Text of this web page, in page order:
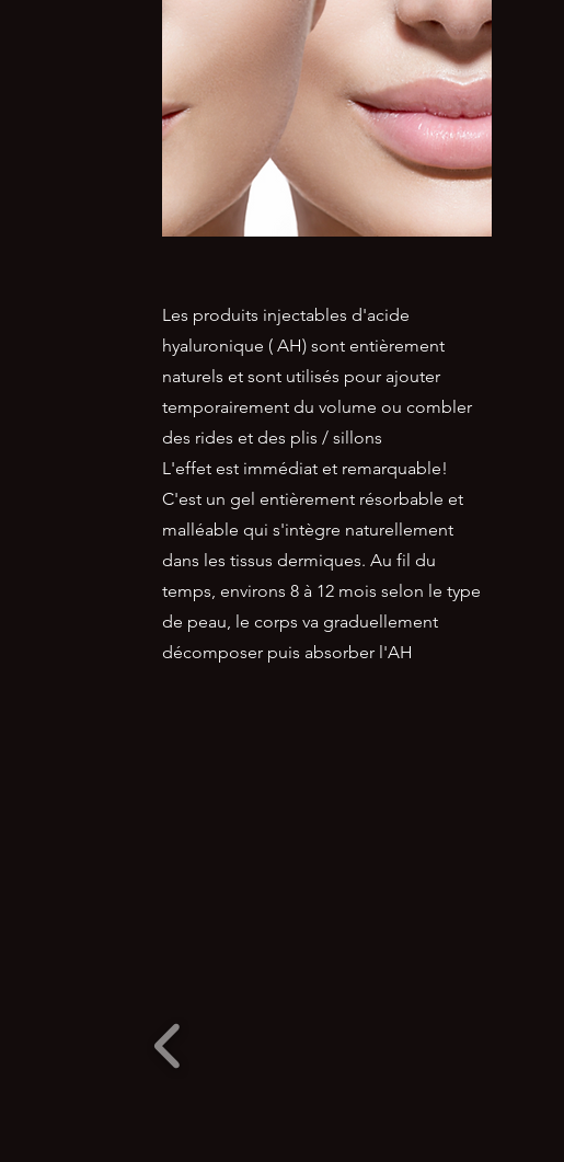
Les produits injectables d'acide
hyaluronique ( AH) sont entièrement
naturels et sont utilisés pour ajouter
temporairement du volume ou combler
des rides et des plis / sillons
L'effet est immédiat et remarquable!
C'est un gel entièrement résorbable et
malléable qui s'intègre naturellement
dans les tissus dermiques. Au fil du
temps, environs 8 à 12 mois selon le type
de peau, le corps va graduellement
décomposer puis absorber l'AH